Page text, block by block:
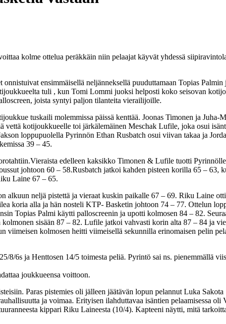
kolme ottelua peräkkäin niin pelaajat käyvät yhdessä
ensimmäisellä neljänneksellä puuduttamaan Topias
tuli , kun Tomi Lommi juoksi helposti koko seisovan
joista syntyi paljon tilanteita vierailijoille.
tuskaili molemmissa päissä kenttää. Joonas Timonen ja
kotijoukkueelle toi järkälemäinen Meschak Lufile, joka osui
loppupuolella Pyrinnön Ethan Rusbatch osui viivan takaa ja
39 – 45.
edelleen kaksikko Timonen & Lufile tuotti
johtoon 60 – 58.Rusbatch jatkoi kahden pisteen korilla 65 – 63,
Laine 67 – 65.
alkuun neljä pistettä ja vieraat kuskin paikalle 67 – 69. Riku Laine
koria alla ja hän nosteli KTP- Basketin johtoon 74 – 77. Ottelun
Topias Palmi käytti palloscreenin ja upotti kolmosen 84 – 82.
sisään 87 – 82. Lufile jatkoi vahvasti korin alta 87 – 84 ja
viimeisen kolmosen heitti viimeisellä sekunnilla erinomaisen pelin
6s ja Henttosen 14/5 toimesta peliä. Pyrintö sai ns. pienemmällä
joukkueensa voittoon.
Paras pistemies oli jälleen jäätävän lopun pelannut Luka
ja voimaa. Erityisen ilahduttavaa isäntien pelaamisessa
kippari Riku Laineesta (10/4). Kapteeni näytti, mitä